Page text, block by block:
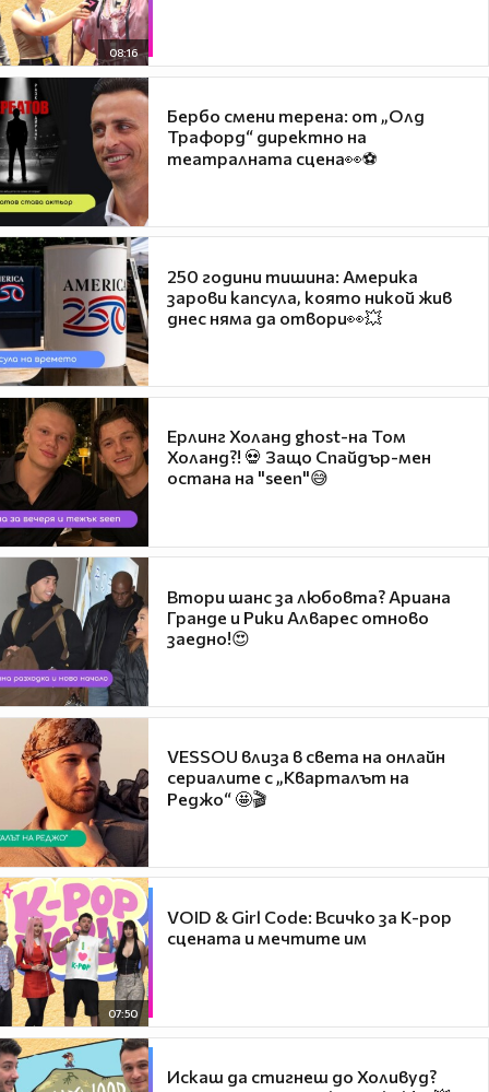
08:16
Бербо смени терена: от „Олд
Трафорд“ директно на
театралната сцена👀⚽
250 години тишина: Америка
зарови капсула, която никой жив
днес няма да отвори👀💥
Ерлинг Холанд ghost-на Том
Холанд?! 💀 Защо Спайдър-мен
остана на "seen"😅
Втори шанс за любовта? Ариана
Гранде и Рики Алварес отново
заедно!😍
VESSOU влиза в света на онлайн
сериалите с „Кварталът на
Реджо“ 🤩🎬
07:50
VOID & Girl Code: Всичко за K-pop
сцената и мечтите им
Искаш да стигнеш до Холивуд?